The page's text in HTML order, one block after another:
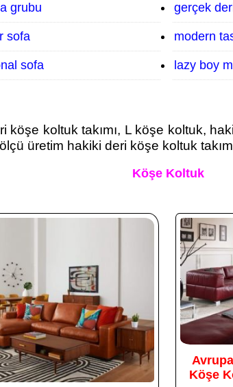
grubu
sofa
sofa
gerçek
modern
lazy boy
koltuk takımı, L köşe koltuk,
üretim hakiki deri köşe koltuk
Köşe Koltuk
Köşe